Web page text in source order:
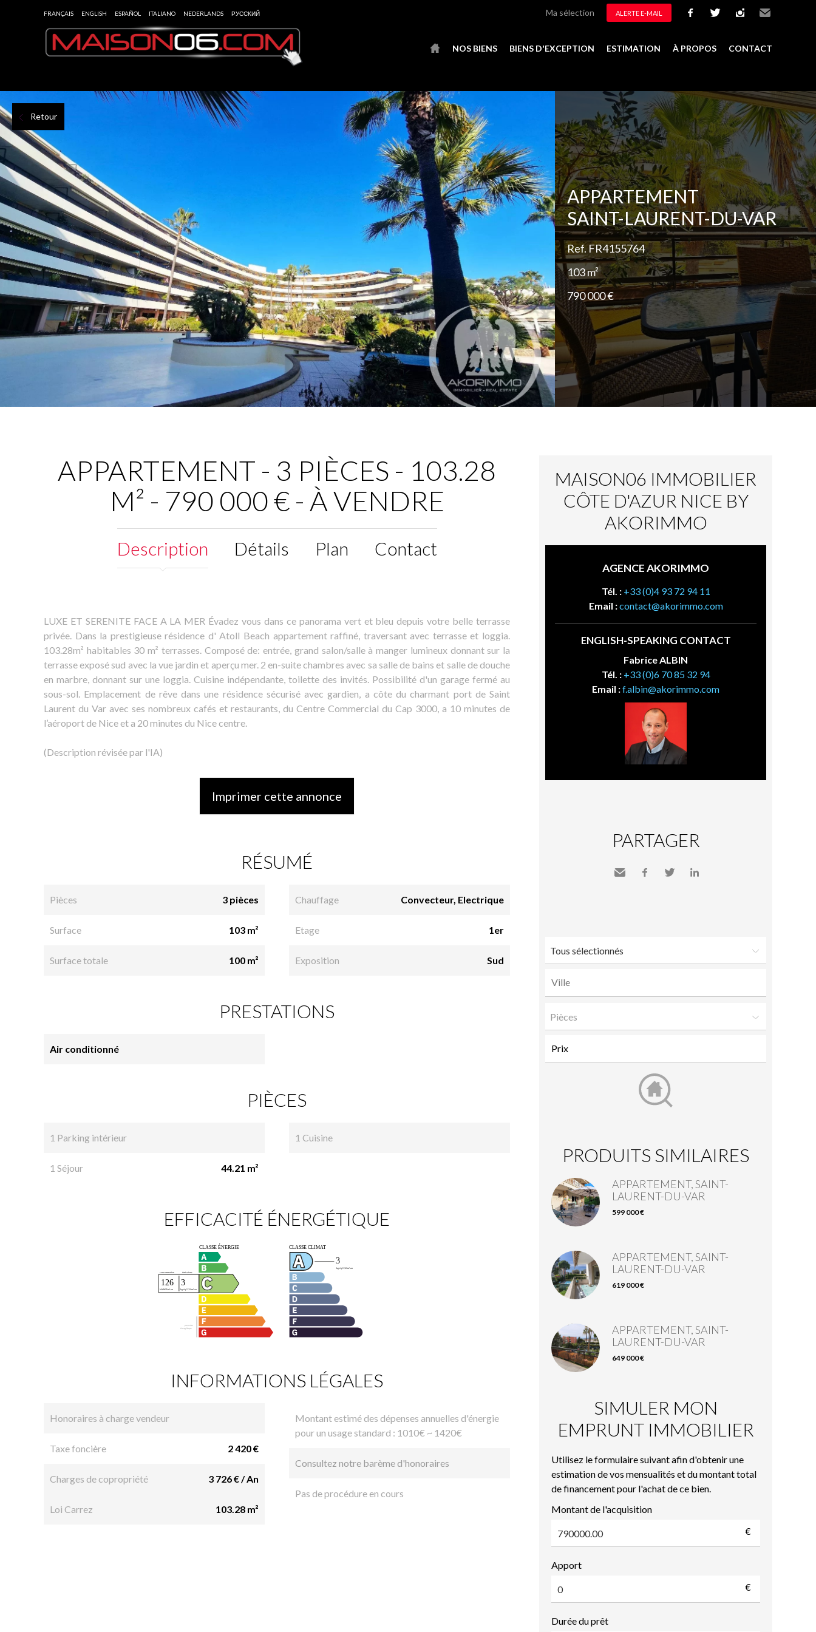
FRANÇAIS ENGLISH ESPAÑOL ITALIANO NEDERLANDS РУССКИЙ Ma sélection ALERTE E-MAIL
NOS BIENS BIENS D'EXCEPTION ESTIMATION À PROPOS CONTACT
Retour
Ajouter à la sélection
APPARTEMENT
SAINT-LAURENT-DU-VAR
Ref. FR4155764
103 m²
790 000 €
APPARTEMENT - 3 PIÈCES - 103.28
M² - 790 000 € - À VENDRE
Description Détails Plan Contact
LUXE ET SERENITE FACE A LA MER Évadez vous dans ce panorama vert et bleu depuis votre belle terrasse
privée. Dans la prestigieuse résidence d' Atoll Beach appartement raffiné, traversant avec terrasse et loggia.
103.28m² habitables 30 m² terrasses. Composé de: entrée, grand salon/salle à manger lumineux donnant sur la
terrasse exposé sud avec la vue jardin et aperçu mer. 2 en-suite chambres avec sa salle de bains et salle de douche
en marbre, donnant sur une loggia. Cuisine indépendante, toilette des invités. Possibilité d'un garage fermé au
sous-sol. Emplacement de rêve dans une résidence sécurisé avec gardien, a côte du charmant port de Saint
Laurent du Var avec ses nombreux cafés et restaurants, du Centre Commercial du Cap 3000, a 10 minutes de
l’aéroport de Nice et a 20 minutes du Nice centre.
(Description révisée par l'IA)
Imprimer cette annonce
RÉSUMÉ
Pièces 3 pièces
Surface 103 m²
Surface totale 100 m²
Chauffage Convecteur, Electrique
Etage 1er
Exposition Sud
PRESTATIONS
Air conditionné
PIÈCES
1 Parking intérieur
1 Séjour 44.21 m²
1 Cuisine
EFFICACITÉ ÉNERGÉTIQUE
INFORMATIONS LÉGALES
Honoraires à charge vendeur
Taxe foncière 2 420 €
Charges de copropriété 3 726 € / An
Loi Carrez 103.28 m²
Montant estimé des dépenses annuelles d'énergie
pour un usage standard : 1010€ ~ 1420€
Consultez notre barème d'honoraires
Pas de procédure en cours
MAISON06 IMMOBILIER
CÔTE D'AZUR NICE BY
AKORIMMO
AGENCE AKORIMMO
Tél. : +33 (0)4 93 72 94 11
Email :contact@akorimmo.com
ENGLISH-SPEAKING CONTACT
Fabrice ALBIN
Tél. : +33 (0)6 70 85 32 94
Email :f.albin@akorimmo.com
PARTAGER
Tous sélectionnés
Pièces
PRODUITS SIMILAIRES
APPARTEMENT, SAINT-
LAURENT-DU-VAR
599 000 €
APPARTEMENT, SAINT-
LAURENT-DU-VAR
619 000 €
APPARTEMENT, SAINT-
LAURENT-DU-VAR
649 000 €
SIMULER MON
EMPRUNT IMMOBILIER
Utilisez le formulaire suivant afin d'obtenir une
estimation de vos mensualités et du montant total
de financement pour l'achat de ce bien.
Montant de l'acquisition
€
Apport
€
Durée du prêt